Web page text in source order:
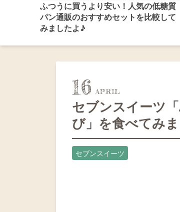
ふつうに買うより安い！人気の低糖質
パン通販のおすすめセットを比較して
みましたよ♪
16
セブンスイーツ
び」を食べてみ
セブンスイーツ